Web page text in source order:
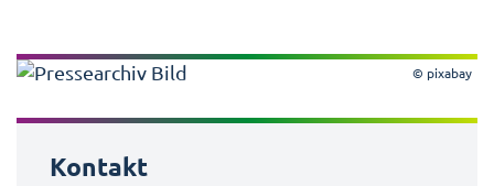
© pixabay
Kontakt